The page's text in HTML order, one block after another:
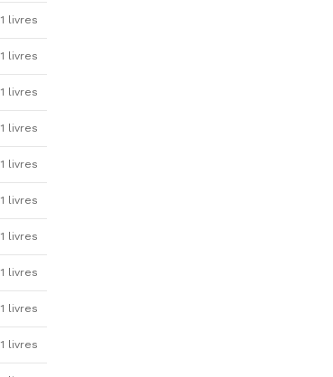
1 livres
1 livres
1 livres
1 livres
1 livres
1 livres
1 livres
1 livres
1 livres
1 livres